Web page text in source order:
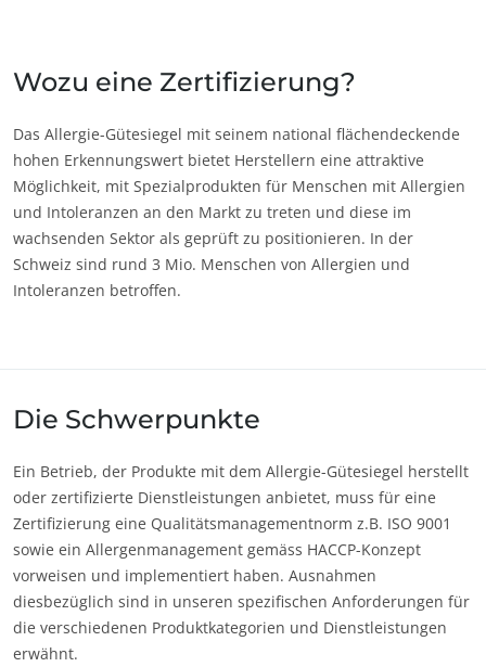
Über uns
Aktuelles
Karriere
UNSERE CSR-VERPFLICHTUNGEN
Südkorea (Koreanisch)
Amerika
Argentinien (Spanisch)
Brasilien (Portugiesisch)
Chile (Spanisch)
Kanada (Englisch)
Peru (Spanisch)
Staaten
Europa
Deutschland (Deutsch)
Frankreich (Französisch)
Italien (Italienisch)
Portugal
Wozu eine Zertifizierung?
Das Allergie-Gütesiegel mit seinem national flächendeckende
hohen Erkennungswert bietet Herstellern eine attraktive
Möglichkeit, mit Spezialprodukten für Menschen mit Allergien
und Intoleranzen an den Markt zu treten und diese im
wachsenden Sektor als geprüft zu positionieren. In der
Schweiz sind rund 3 Mio. Menschen von Allergien und
Intoleranzen betroffen.
Die Schwerpunkte
Ein Betrieb, der Produkte mit dem Allergie-Gütesiegel herstellt
oder zertifizierte Dienstleistungen anbietet, muss für eine
Zertifizierung eine Qualitätsmanagementnorm z.B. ISO 9001
sowie ein Allergenmanagement gemäss HACCP-Konzept
vorweisen und implementiert haben. Ausnahmen
diesbezüglich sind in unseren spezifischen Anforderungen für
die verschiedenen Produktkategorien und Dienstleistungen
erwähnt.